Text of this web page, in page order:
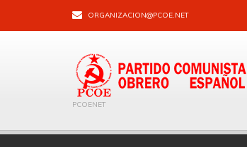
ORGANIZACION@PCOE.NET
PCOENET